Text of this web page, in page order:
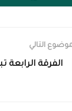
التالي
الفرقة الرابعة